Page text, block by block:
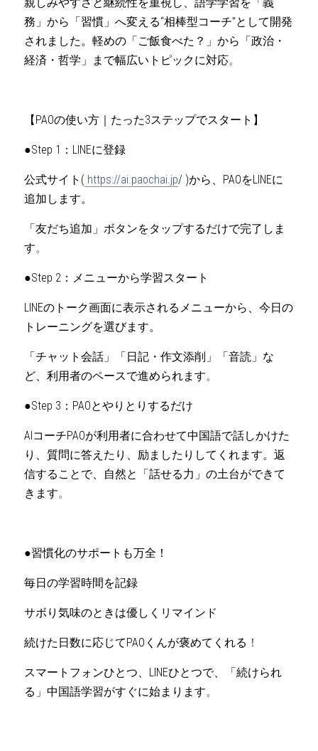
務」から「習慣」へ変える“相棒型コーチ”として開発
されました。軽めの「ご飯食べた？」から「政治・
経済・哲学」まで幅広いトピックに対応。
【PAOの使い方｜たった3ステップでスタート】
●Step 1：LINEに登録
公式サイト( https://ai.paochai.jp/ )から、PAOをLINEに
追加します。
「友だち追加」ボタンをタップするだけで完了しま
す。
●Step 2：メニューから学習スタート
LINEのトーク画面に表示されるメニューから、今日の
トレーニングを選びます。
「チャット会話」「日記・作文添削」「音読」な
ど、利用者のペースで進められます。
●Step 3：PAOとやりとりするだけ
AIコーチPAOが利用者に合わせて中国語で話しかけた
り、質問に答えたり、励ましたりしてくれます。返
信することで、自然と「話せる力」の土台ができて
きます。
●習慣化のサポートも万全！
毎日の学習時間を記録
サボり気味のときは優しくリマインド
続けた日数に応じてPAOくんが褒めてくれる ！
スマートフォンひとつ、LINEひとつで、「続けられ
る」中国語学習がすぐに始まります。